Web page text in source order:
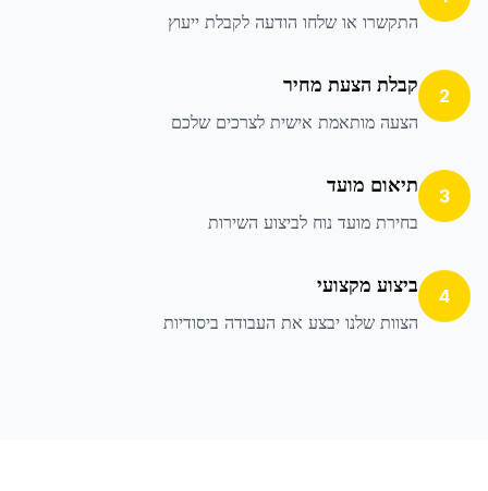
התקשרו או שלחו הודעה לקבלת ייעוץ
2 קבלת הצעת מחיר
הצעה מותאמת אישית לצרכים שלכם
3 תיאום מועד
בחירת מועד נוח לביצוע השירות
4 ביצוע מקצועי
הצוות שלנו יבצע את העבודה ביסודיות